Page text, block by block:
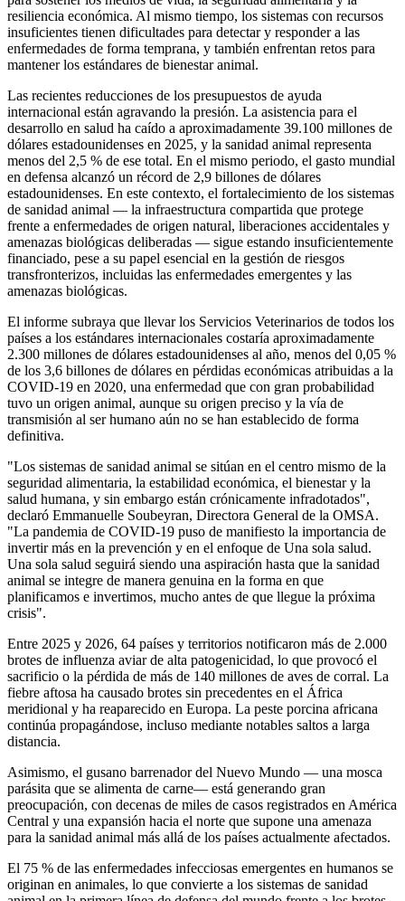
resiliencia económica. Al mismo tiempo, los sistemas con recursos
insuficientes tienen dificultades para detectar y responder a las
enfermedades de forma temprana, y también enfrentan retos para
mantener los estándares de bienestar animal.
Las recientes reducciones de los presupuestos de ayuda
internacional están agravando la presión. La asistencia para el
desarrollo en salud ha caído a aproximadamente 39.100 millones de
dólares estadounidenses en 2025, y la sanidad animal representa
menos del 2,5 % de ese total. En el mismo periodo, el gasto mundial
en defensa alcanzó un récord de 2,9 billones de dólares
estadounidenses. En este contexto, el fortalecimiento de los sistemas
de sanidad animal — la infraestructura compartida que protege
frente a enfermedades de origen natural, liberaciones accidentales y
amenazas biológicas deliberadas — sigue estando insuficientemente
financiado, pese a su papel esencial en la gestión de riesgos
transfronterizos, incluidas las enfermedades emergentes y las
amenazas biológicas.
El informe subraya que llevar los Servicios Veterinarios de todos los
países a los estándares internacionales costaría aproximadamente
2.300 millones de dólares estadounidenses al año, menos del 0,05 %
de los 3,6 billones de dólares en pérdidas económicas atribuidas a la
COVID-19 en 2020, una enfermedad que con gran probabilidad
tuvo un origen animal, aunque su origen preciso y la vía de
transmisión al ser humano aún no se han establecido de forma
definitiva.
"Los sistemas de sanidad animal se sitúan en el centro mismo de la
seguridad alimentaria, la estabilidad económica, el bienestar y la
salud humana, y sin embargo están crónicamente infradotados",
declaró Emmanuelle Soubeyran, Directora General de la OMSA.
"La pandemia de COVID-19 puso de manifiesto la importancia de
invertir más en la prevención y en el enfoque de Una sola salud.
Una sola salud seguirá siendo una aspiración hasta que la sanidad
animal se integre de manera genuina en la forma en que
planificamos e invertimos, mucho antes de que llegue la próxima
crisis".
Entre 2025 y 2026, 64 países y territorios notificaron más de 2.000
brotes de influenza aviar de alta patogenicidad, lo que provocó el
sacrificio o la pérdida de más de 140 millones de aves de corral. La
fiebre aftosa ha causado brotes sin precedentes en el África
meridional y ha reaparecido en Europa. La peste porcina africana
continúa propagándose, incluso mediante notables saltos a larga
distancia.
Asimismo, el gusano barrenador del Nuevo Mundo — una mosca
parásita que se alimenta de carne— está generando gran
preocupación, con decenas de miles de casos registrados en América
Central y una expansión hacia el norte que supone una amenaza
para la sanidad animal más allá de los países actualmente afectados.
El 75 % de las enfermedades infecciosas emergentes en humanos se
originan en animales, lo que convierte a los sistemas de sanidad